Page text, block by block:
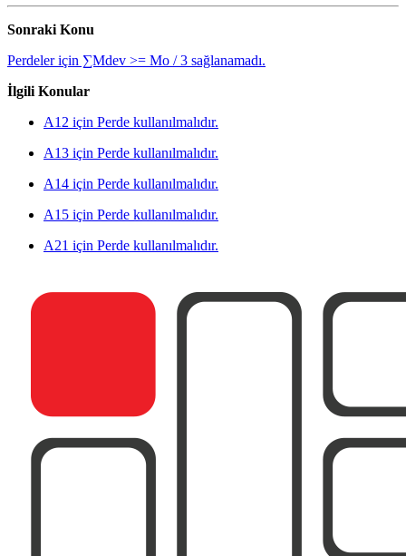
Sonraki Konu
Perdeler için ∑Mdev >= Mo / 3 sağlanamadı.
İlgili Konular
A12 için Perde kullanılmalıdır.
A13 için Perde kullanılmalıdır.
A14 için Perde kullanılmalıdır.
A15 için Perde kullanılmalıdır.
A21 için Perde kullanılmalıdır.